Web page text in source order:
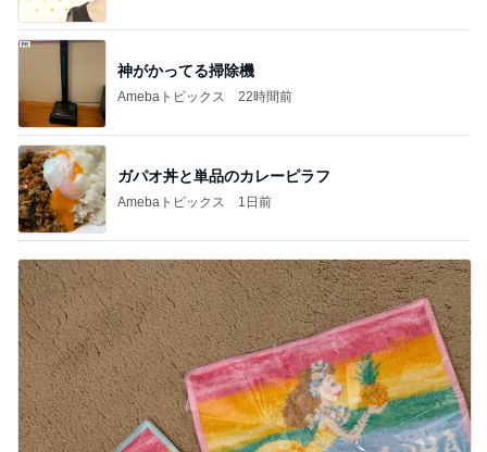
神がかってる掃除機
Amebaトピックス 22時間前
ガパオ丼と単品のカレーピラフ
Amebaトピックス 1日前